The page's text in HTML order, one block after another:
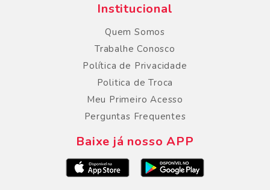
Institucional
Quem Somos
Trabalhe Conosco
Política de Privacidade
Politica de Troca
Meu Primeiro Acesso
Perguntas Frequentes
Baixe já nosso APP